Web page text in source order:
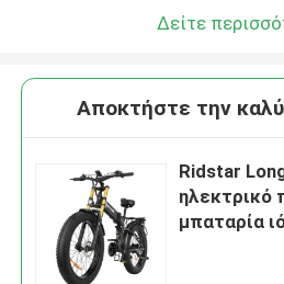
Δείτε
Αποκτήστε την
Ridstar
ηλεκτρικό
μπαταρία